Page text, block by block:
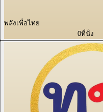
พลังเพื่อไทย
0ที่นั่ง